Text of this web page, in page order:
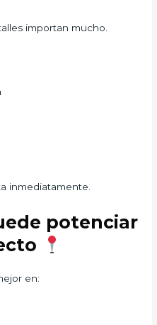
importan mucho.
inmediatamente.
potenciar
en: